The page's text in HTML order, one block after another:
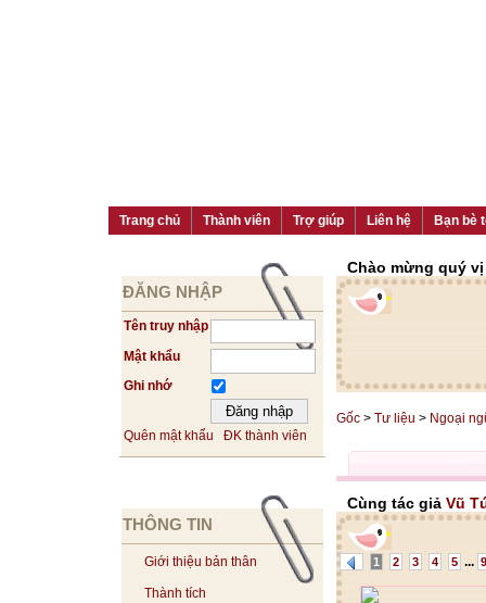
Trang chủ Thành viên Trợ giúp Liên hệ Bạn bè
ĐĂNG NHẬP
Tên truy nhập
Mật khẩu
Ghi nhớ
Quên mật khẩu ĐK thành viên
THÔNG TIN
Giới thiệu bản thân
Thành tích
Chào mừng quý
Gốc > Tư liệu > Ngoại
Cùng tác giả Vũ
1 2 3 4 5 ...